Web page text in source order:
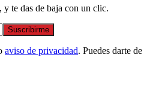
te das de baja con un clic.
Suscribirme
aviso de privacidad. Puedes darte de